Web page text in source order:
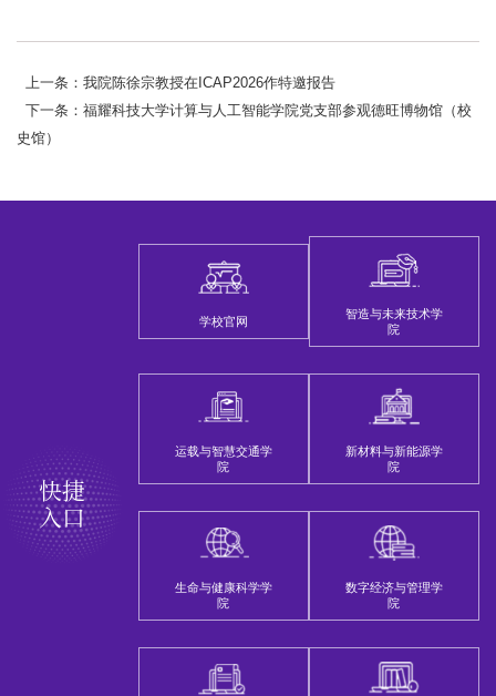
上一条：我院陈徐宗教授在ICAP2026作特邀报告
下一条：福耀科技大学计算与人工智能学院党支部参观德旺博物馆（校
史馆）
快捷
入口
学校官网
智造与未来技术学
院
运载与智慧交通学
院
新材料与新能源学
院
生命与健康科学学
院
数字经济与管理学
院